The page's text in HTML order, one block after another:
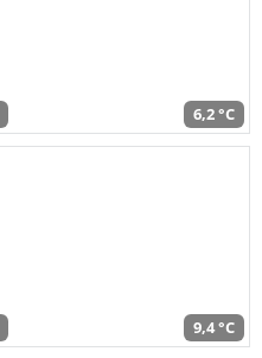
6,2 °C
9,4 °C